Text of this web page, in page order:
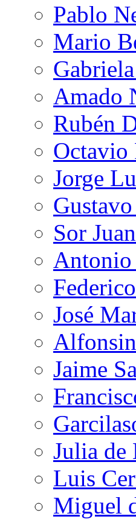
Pablo
Mario
Amado
Rubén
Octavio
Jorge
Sor
Antonio
José
Jaime
Julia de
Luis
Miguel